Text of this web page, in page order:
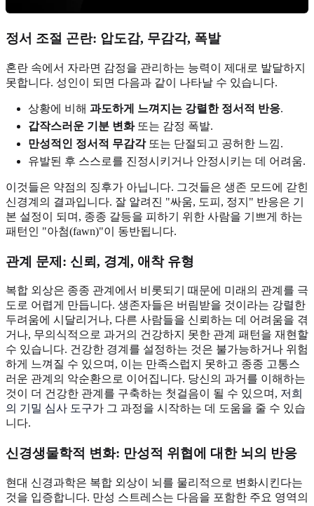
정서 조절 곤란: 압도감, 무감각, 폭발
혼란 속에서 자라면 감정을 관리하는 능력이 제대로 발달하지
못합니다. 성인이 되면 다음과 같이 나타날 수 있습니다.
상황에 비해 과도하게 느껴지는 강렬한 정서적 반응.
갑작스러운 기분 변화또는 감정 폭발.
만성적인 정서적 무감각또는 단절되고 공허한 느낌.
유발된 후 스스로를 진정시키거나 안정시키는 데 어려움.
이것들은 약점의 징후가 아닙니다. 그것들은 생존 모드에 갇힌
신경계의 결과입니다. 잘 알려진 "싸움, 도피, 정지" 반응은 기
본 설정이 되며, 종종 갈등을 피하기 위한 사람을 기쁘게 하는
패턴인 "아첨(fawn)"이 동반됩니다.
관계 문제: 신뢰, 경계, 애착 유형
복합 외상은 종종 관계에서 비롯되기 때문에 미래의 관계를 극
도로 어렵게 만듭니다. 생존자들은 버림받을 것이라는 강렬한
두려움에 시달리거나, 다른 사람들을 신뢰하는 데 어려움을 겪
거나, 무의식적으로 과거의 건강하지 못한 관계 패턴을 재현할
수 있습니다. 건강한 경계를 설정하는 것은 불가능하거나 위험
하게 느껴질 수 있으며, 이는 만족스럽지 못하고 종종 고통스
러운 관계의 악순환으로 이어집니다. 당신의 과거를 이해하는
것이 더 건강한 관계를 구축하는 첫걸음이 될 수 있으며, 저희
의 기밀 심사 도구가 그 과정을 시작하는 데 도움을 줄 수 있습
니다.
신경생물학적 변화: 만성적 위협에 대한 뇌의 반응
현대 신경과학은 복합 외상이 뇌를 물리적으로 변화시킨다는
것을 입증합니다. 만성 스트레스는 다음을 포함한 주요 영역의